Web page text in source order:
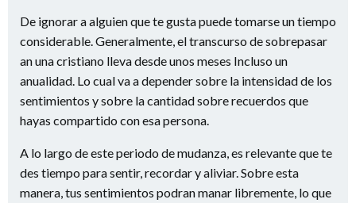
De ignorar a alguien que te gusta puede tomarse un tiempo
considerable. Generalmente, el transcurso de sobrepasar
an una cristiano lleva desde unos meses Incluso un
anualidad. Lo cual va a depender sobre la intensidad de los
sentimientos y sobre la cantidad sobre recuerdos que
hayas compartido con esa persona.
A lo largo de este periodo de mudanza, es relevante que te
des tiempo para sentir, recordar y aliviar. Sobre esta
manera, tus sentimientos podran manar libremente, lo que